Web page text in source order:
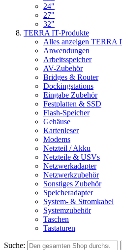
24"
27"
32"
TERRA IT-Produkte
Alles anzeigen TERRA
Anwendungen
Arbeitsspeicher
AV-Zubehör
Bridges & Router
Dockingstations
Eingabe Zubehör
Festplatten & SSD
Flash-Speicher
Gehäuse
Kartenleser
Modems
Netzteil / Akku
Netzteile & USVs
Netzwerkadapter
Netzwerkzubehör
Sonstiges Zubehör
Speicheradapter
System- & Stromkabel
Systemzubehör
Taschen
Tastaturen
Suche: